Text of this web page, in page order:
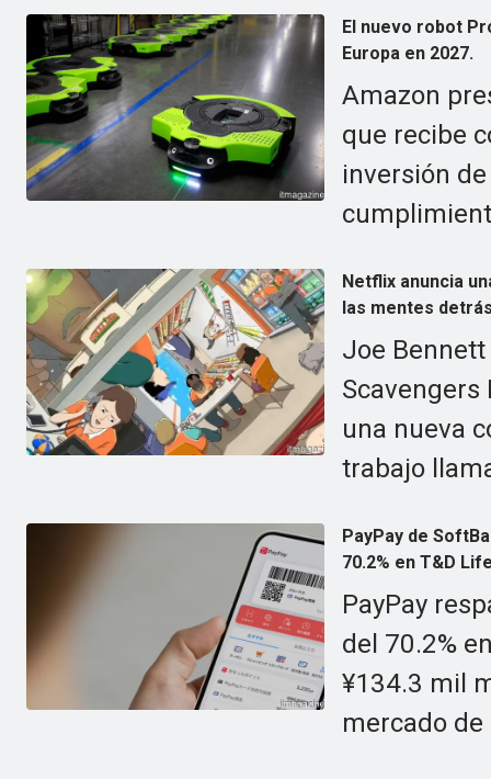
El nuevo robot
Europa en 2027.
Amazon
que recibe
inversión
Netflix anuncia
las mentes
Joe
Scavengers
una nueva
trabajo
PayPay de
70.2% en T&D
PayPay
del 70.2%
¥134.3 mil
mercado